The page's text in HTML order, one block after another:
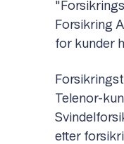
Forsikring
for kunder
Telenor-
etter